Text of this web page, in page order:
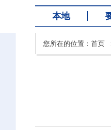
本地
您所在的位置： 首页